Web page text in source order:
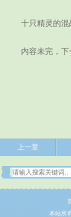
十只精灵的混
内容未完，下
上一章
本站所